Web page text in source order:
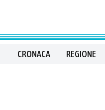
CRONACA REGIONE